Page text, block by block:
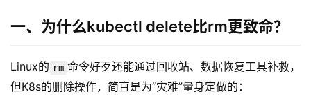
一、为什么kubectl delete比rm更致命？
Linux的 rm 命令好歹还能通过回收站、数据恢复工具补救，
但K8s的删除操作，简直是为“灾难”量身定做的：